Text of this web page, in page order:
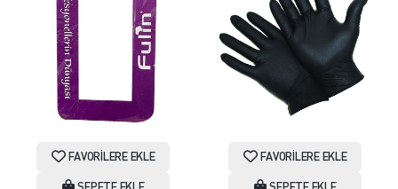
FAVORILERE EKLE FAVORILERE EKLE